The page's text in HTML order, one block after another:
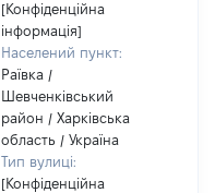
[Конфіденційна
інформація]
Населений пункт:
Раївка /
Шевченківський
район / Харківська
область / Україна
Тип вулиці:
[Конфіденційна